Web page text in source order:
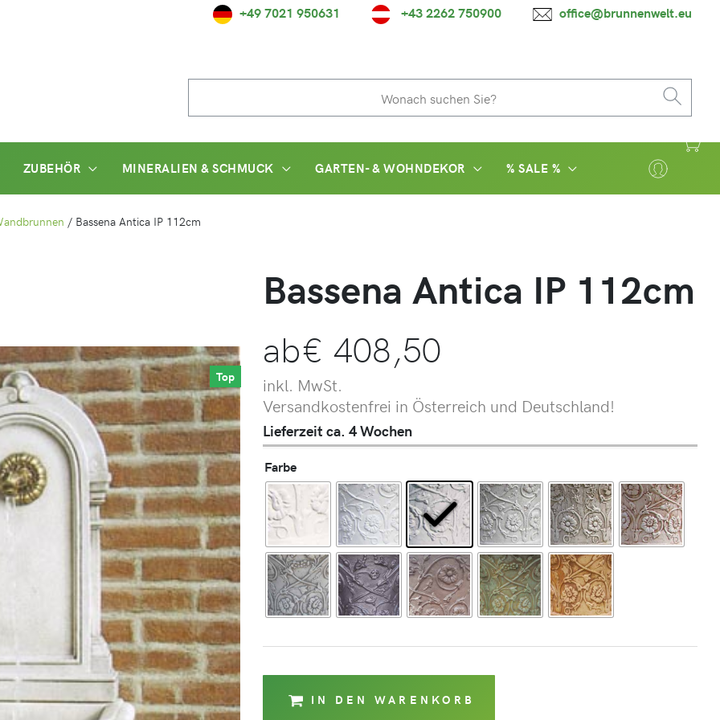
+49 7021 950631 +43 2262 750900 office@brunnenwelt.eu
ZUBEHÖR MINERALIEN & SCHMUCK GARTEN- & WOHNDEKOR % SALE %
/ Bassena Antica IP 112cm
Top
Bassena Antica IP 112cm
ab€ 408,50
inkl. MwSt.
Versandkostenfrei in Österreich und Deutschland!
Lieferzeit ca. 4 Wochen
Farbe
IN DEN WARENKORB